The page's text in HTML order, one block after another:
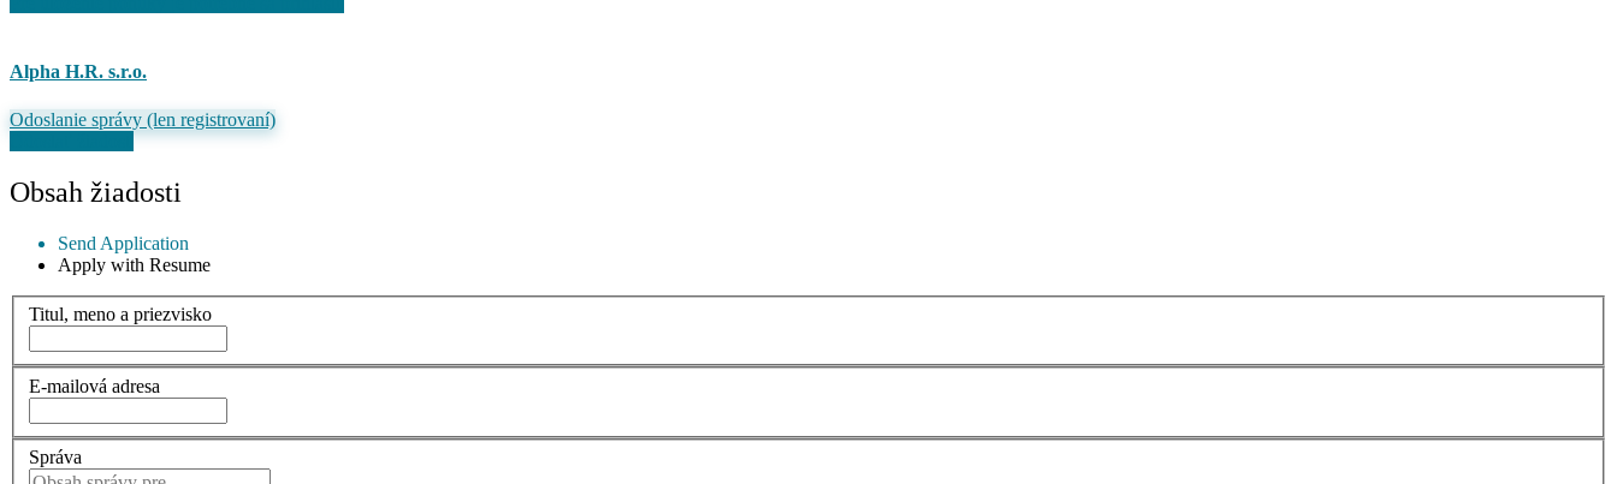
Alpha H.R. s.r.o.
Odoslanie správy (len registrovaní)
Obsah žiadosti
Send Application
Apply with Resume
Titul, meno a priezvisko
E-mailová adresa
Správa